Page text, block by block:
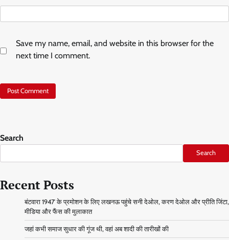
Save my name, email, and website in this browser for the
next time I comment.
Search
Search
Recent Posts
बंटवारा 1947′ के प्रमोशन के लिए लखनऊ पहुंचे सनी देओल, करण देओल और प्रीति जिंटा,
मीडिया और फैंस की मुलाकात
जहां कभी समाज सुधार की गूंज थी, वहां अब शादी की तारीखों की